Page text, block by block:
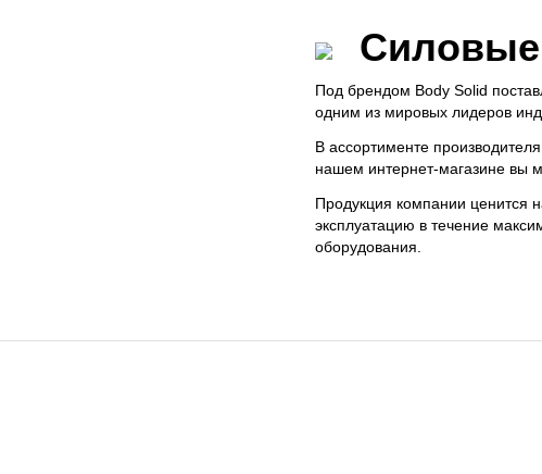
Под брендом Body Solid
одним из мировых лидеров
В ассортименте
нашем интернет-магазине вы
Продукция компании ценится
эксплуатацию в течение
оборудования.